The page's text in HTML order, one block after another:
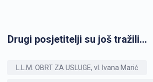
Drugi posjetitelji su još tražili...
L.L.M. OBRT ZA USLUGE, vl. Ivana Marić